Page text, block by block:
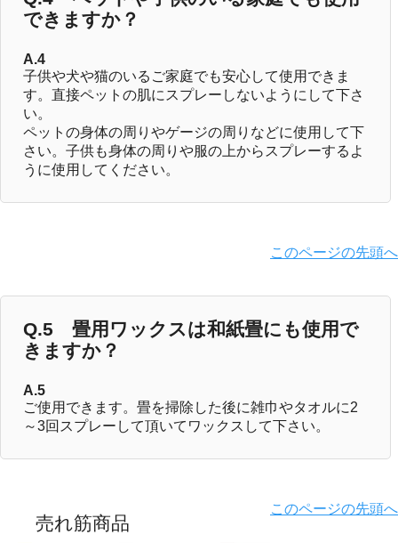
できますか？
A.4
子供や犬や猫のいるご家庭でも安心して使用できま
す。直接ペットの肌にスプレーしないようにして下さ
い。
ペットの身体の周りやゲージの周りなどに使用して下
さい。子供も身体の周りや服の上からスプレーするよ
うに使用してください。
このページの先頭へ
Q.5 畳用ワックスは和紙畳にも使用で
きますか？
A.5
ご使用できます。畳を掃除した後に雑巾やタオルに2
～3回スプレーして頂いてワックスして下さい。
このページの先頭へ
売れ筋商品